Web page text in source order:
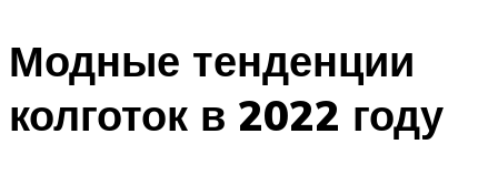
Модные тенденции
колготок в 2022 году